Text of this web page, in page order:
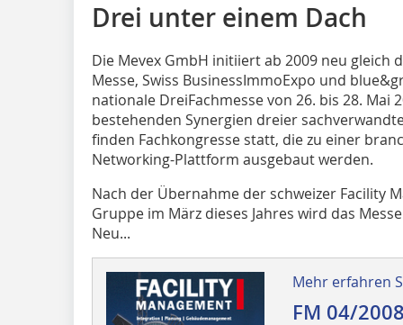
Drei unter einem Dach
Die Mevex GmbH initiiert ab 2009 neu gleich
Messe, Swiss BusinessImmoExpo und
nationale DreiFachmesse von 26. bis 28. Mai
bestehenden Synergien dreier
finden Fachkongresse statt, die zu einer
Networking-Plattform ausgebaut werden.
Nach der Übernahme der schweizer ­Facility
Gruppe im März dieses Jahres wird das
Neu...
Mehr erfahren
FM 04/